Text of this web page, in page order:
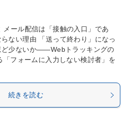
メール配信は「接触の入口」であ
ない理由 「送って終わり」になっ
ど少ないか——Webトラッキングの
「フォームに入力しない検討者」を
続きを読む